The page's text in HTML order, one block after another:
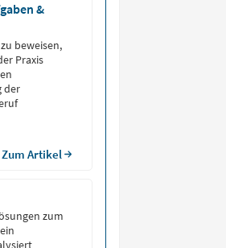
&
beweisen,
Praxis
der
Zum Artikel
zum